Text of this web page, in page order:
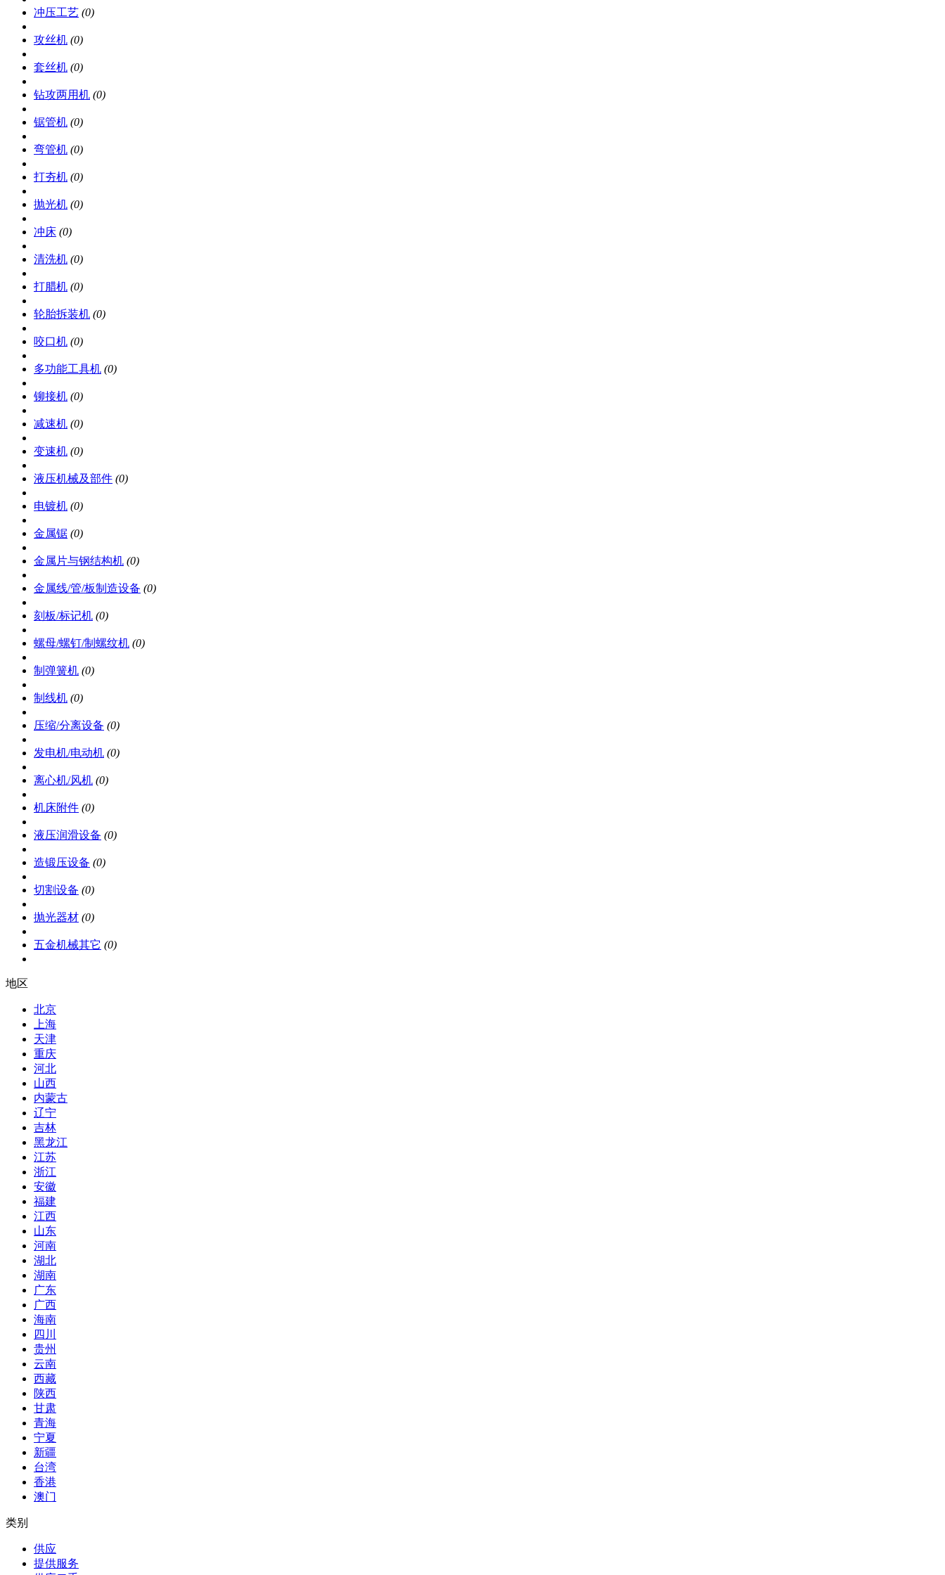
冲压工艺 (0)
攻丝机 (0)
套丝机 (0)
钻攻两用机 (0)
锯管机 (0)
弯管机 (0)
打夯机 (0)
抛光机 (0)
冲床 (0)
清洗机 (0)
打腊机 (0)
轮胎拆装机 (0)
咬口机 (0)
多功能工具机 (0)
铆接机 (0)
减速机 (0)
变速机 (0)
液压机械及部件 (0)
电镀机 (0)
金属锯 (0)
金属片与钢结构机 (0)
金属线/管/板制造设备 (0)
刻板/标记机 (0)
螺母/螺钉/制螺纹机 (0)
制弹簧机 (0)
制线机 (0)
压缩/分离设备 (0)
发电机/电动机 (0)
离心机/风机 (0)
机床附件 (0)
液压润滑设备 (0)
造锻压设备 (0)
切割设备 (0)
抛光器材 (0)
五金机械其它 (0)
地区
北京
上海
天津
重庆
河北
山西
内蒙古
辽宁
吉林
黑龙江
江苏
浙江
安徽
福建
江西
山东
河南
湖北
湖南
广东
广西
海南
四川
贵州
云南
西藏
陕西
甘肃
青海
宁夏
新疆
台湾
香港
澳门
类别
供应
提供服务